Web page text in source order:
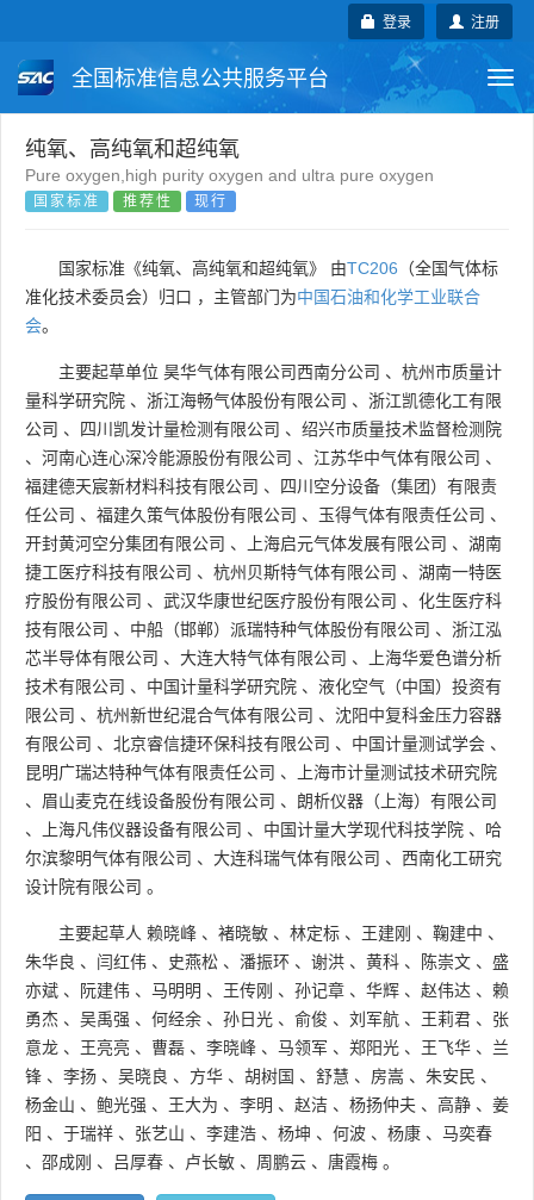
注册
登录
全国标准信息公共服务平台
国家标准 行业标准
团体标准
国外标准 技术委员会
纯氧、高纯氧和超纯氧
Pure oxygen,high purity oxygen and ultra pure oxygen
国家标准 推荐性 现行
国家标准《纯氧、高纯氧和超纯氧》 由TC206 （全国气体标
准化技术委员会）归口 ，主管部门为中国石油和化学工业联合
会。
主要起草单位 昊华气体有限公司西南分公司 、 杭州市质量计
量科学研究院 、 浙江海畅气体股份有限公司 、 浙江凯德化工有限
公司 、 四川凯发计量检测有限公司 、 绍兴市质量技术监督检测院
、 河南心连心深冷能源股份有限公司 、 江苏华中气体有限公司 、
福建德天宸新材料科技有限公司 、
四川空分设备（集团）有限责
任公司 、 福建久策气体股份有限公司 、 玉得气体有限责任公司 、
开封黄河空分集团有限公司 、 上海启元气体发展有限公司 、 湖南
捷工医疗科技有限公司 、 杭州贝斯特气体有限公司 、 湖南一特医
疗股份有限公司 、 武汉华康世纪医疗股份有限公司 、 化生医疗科
技有限公司 、 中船（邯郸）派瑞特种气体股份有限公司 、 浙江泓
芯半导体有限公司 、 大连大特气体有限公司 、
上海华爱色谱分析
技术有限公司 、 中国计量科学研究院 、 液化空气（中国）投资有
限公司 、 杭州新世纪混合气体有限公司 、 沈阳中复科金压力容器
有限公司 、 北京睿信捷环保科技有限公司 、 中国计量测试学会 、
昆明广瑞达特种气体有限责任公司 、
上海市计量测试技术研究院
、 眉山麦克在线设备股份有限公司 、 朗析仪器（上海）有限公司
、
上海凡伟仪器设备有限公司 、 中国计量大学现代科技学院 、 哈
尔滨黎明气体有限公司 、 大连科瑞气体有限公司 、 西南化工研究
设计院有限公司 。
主要起草人 赖晓峰 、 褚晓敏 、 林定标 、 王建刚 、 鞠建中 、
朱华良 、 闫红伟 、 史燕松 、 潘振环 、 谢洪 、 黄科 、 陈崇文 、 盛
亦斌 、 阮建伟 、 马明明 、 王传刚 、 孙记章 、 华辉 、 赵伟达 、 赖
勇杰 、 吴禹强 、 何经余 、 孙日光 、 俞俊 、 刘军航 、 王莉君 、 张
意龙 、 王亮亮 、 曹磊 、 李晓峰 、 马领军 、 郑阳光 、 王飞华 、 兰
锋 、 李扬 、 吴晓良 、 方华 、 胡树国 、 舒慧 、 房嵩 、 朱安民 、
杨金山 、 鲍光强 、 王大为 、 李明 、 赵洁 、 杨扬仲夫 、 高静 、 姜
阳 、 于瑞祥 、 张艺山 、 李建浩 、 杨坤 、 何波 、 杨康 、 马奕春
、 邵成刚 、 吕厚春 、 卢长敏 、 周鹏云 、 唐霞梅 。